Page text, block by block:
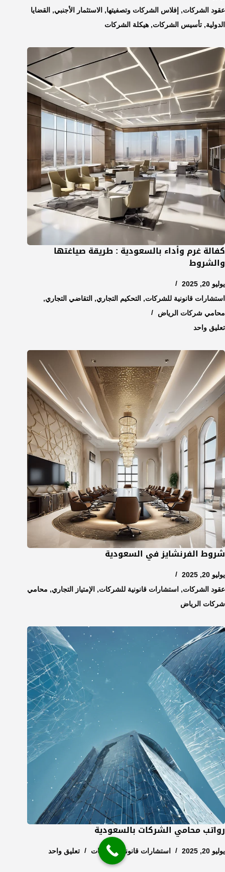
عقود الشركات, إفلاس الشركات وتصفيتها, الاستثمار الأجنبي, القضايا
الدولية, تأسيس الشركات, هيكلة الشركات
كفالة غرم وأداء بالسعودية : طريقة صياغتها
والشروط
يوليو 20, 2025
استشارات قانونية للشركات, التحكيم التجاري, التقاضي التجاري,
محامي شركات الرياض
تعليق واحد
شروط الفرنشايز في السعودية
يوليو 20, 2025
عقود الشركات, استشارات قانونية للشركات, الإمتياز التجاري, محامي
شركات الرياض
رواتب محامي الشركات بالسعودية
يوليو 20, 2025 استشارات قانونية للشركات تعليق واحد